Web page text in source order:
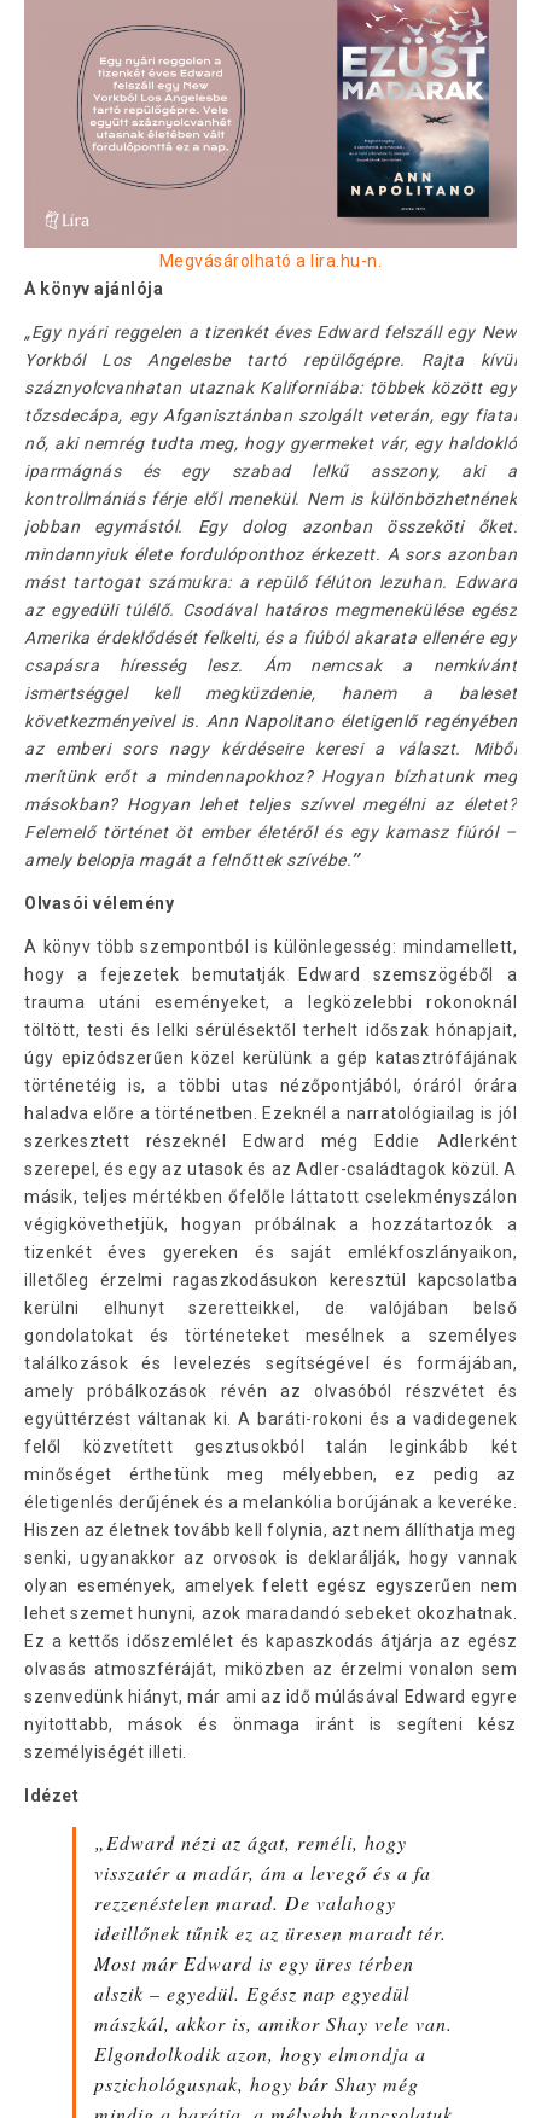
Megvásárolható a lira.hu-n.
A könyv ajánlója
„Egy nyári reggelen a tizenkét éves Edward felszáll egy New
Yorkból Los Angelesbe tartó repülőgépre. Rajta kívül
száznyolcvanhatan utaznak Kaliforniába: többek között egy
tőzsdecápa, egy Afganisztánban szolgált veterán, egy fiatal
nő, aki nemrég tudta meg, hogy gyermeket vár, egy haldokló
iparmágnás és egy szabad lelkű asszony, aki a
kontrollmániás férje elől menekül. Nem is különbözhetnének
jobban egymástól. Egy dolog azonban összeköti őket:
mindannyiuk élete fordulóponthoz érkezett. A sors azonban
mást tartogat számukra: a repülő félúton lezuhan. Edward
az egyedüli túlélő. Csodával határos megmenekülése egész
Amerika érdeklődését felkelti, és a fiúból akarata ellenére egy
csapásra híresség lesz. Ám nemcsak a nemkívánt
ismertséggel kell megküzdenie, hanem a baleset
következményeivel is. Ann Napolitano életigenlő regényében
az emberi sors nagy kérdéseire keresi a választ. Miből
merítünk erőt a mindennapokhoz? Hogyan bízhatunk meg
másokban? Hogyan lehet teljes szívvel megélni az életet?
Felemelő történet öt ember életéről és egy kamasz fiúról –
amely belopja magát a felnőttek szívébe.”
Olvasói vélemény
A könyv több szempontból is különlegesség: mindamellett,
hogy a fejezetek bemutatják Edward szemszögéből a
trauma utáni eseményeket, a legközelebbi rokonoknál
töltött, testi és lelki sérülésektől terhelt időszak hónapjait,
úgy epizódszerűen közel kerülünk a gép katasztrófájának
történetéig is, a többi utas nézőpontjából, óráról órára
haladva előre a történetben. Ezeknél a narratológiailag is jól
szerkesztett részeknél Edward még Eddie Adlerként
szerepel, és egy az utasok és az Adler-családtagok közül. A
másik, teljes mértékben őfelőle láttatott cselekményszálon
végigkövethetjük, hogyan próbálnak a hozzátartozók a
tizenkét éves gyereken és saját emlékfoszlányaikon,
illetőleg érzelmi ragaszkodásukon keresztül kapcsolatba
kerülni elhunyt szeretteikkel, de valójában belső
gondolatokat és történeteket mesélnek a személyes
találkozások és levelezés segítségével és formájában,
amely próbálkozások révén az olvasóból részvétet és
együttérzést váltanak ki. A baráti-rokoni és a vadidegenek
felől közvetített gesztusokból talán leginkább két
minőséget érthetünk meg mélyebben, ez pedig az
életigenlés derűjének és a melankólia borújának a keveréke.
Hiszen az életnek tovább kell folynia, azt nem állíthatja meg
senki, ugyanakkor az orvosok is deklarálják, hogy vannak
olyan események, amelyek felett egész egyszerűen nem
lehet szemet hunyni, azok maradandó sebeket okozhatnak.
Ez a kettős időszemlélet és kapaszkodás átjárja az egész
olvasás atmoszféráját, miközben az érzelmi vonalon sem
szenvedünk hiányt, már ami az idő múlásával Edward egyre
nyitottabb, mások és önmaga iránt is segíteni kész
személyiségét illeti.
Idézet
„Edward nézi az ágat, reméli, hogy
visszatér a madár, ám a levegő és a fa
rezzenéstelen marad. De valahogy
ideillőnek tűnik ez az üresen maradt tér.
Most már Edward is egy üres térben
alszik – egyedül. Egész nap egyedül
mászkál, akkor is, amikor Shay vele van.
Elgondolkodik azon, hogy elmondja a
pszichológusnak, hogy bár Shay még